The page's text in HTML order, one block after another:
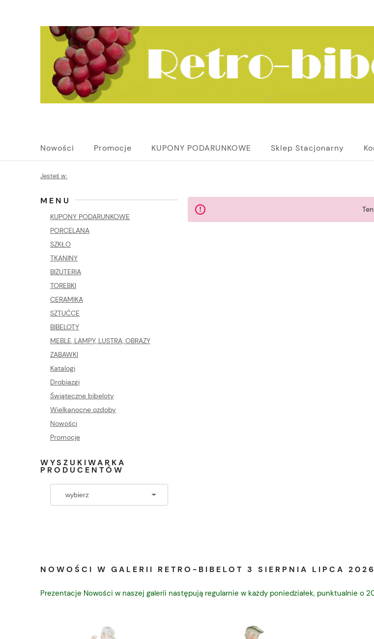
Nowości Promocje KUPONY PODARUNKOWE Sklep Stacjonarny
Jesteś w:
MENU
KUPONY PODARUNKOWE
PORCELANA
SZKŁO
TKANINY
BIŻUTERIA
TOREBKI
CERAMIKA
SZTUĆCE
BIBELOTY
MEBLE, LAMPY, LUSTRA, OBRAZY
ZABAWKI
Katalogi
Drobiazgi
Świąteczne bibeloty
Wielkanocne ozdoby
Nowości
Promocje
WYSZUKIWARKA
PRODUCENTÓW
NOWOŚCI W GALERII RETRO-BIBELOT 3 SIERPNIA LIPCA 2026
Prezentacje Nowości w naszej galerii następują regularnie w każdy poniedziałek, punktualnie o